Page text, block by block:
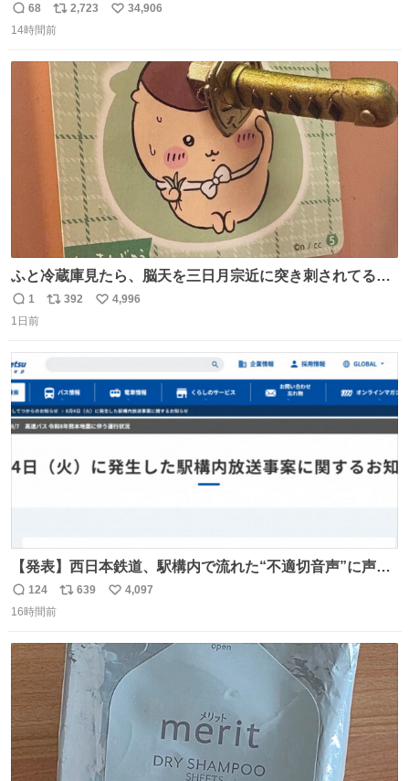
返
信
68
リ
ポ
ト
数
2,723
い
数
34,906
14時間前
ふと冷蔵庫見たら、脳天を三日月宗近に突き刺されてるく
りまんじゅうパイセンが
返
信
1
リ
数
392
い
4,996
1日前
【発表】西日本鉄道、駅構内で流れた“不適切音声”に声明
「被害届も検討」 news.livedoor.com/article/detail… 4日
に西鉄福岡（天神）駅および薬院駅で発生した駅構内放送
送設備に外部から不正に音声が流された可能性も含めて確
認を実施」と説明した。
返
信
124
リ
ト
数
639
い
数
4,097
16時間前